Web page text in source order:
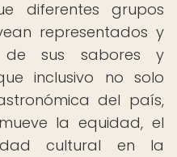
diferentes grupos
representados y
sus sabores y
inclusivo no solo
del país,
la equidad, el
cultural en la